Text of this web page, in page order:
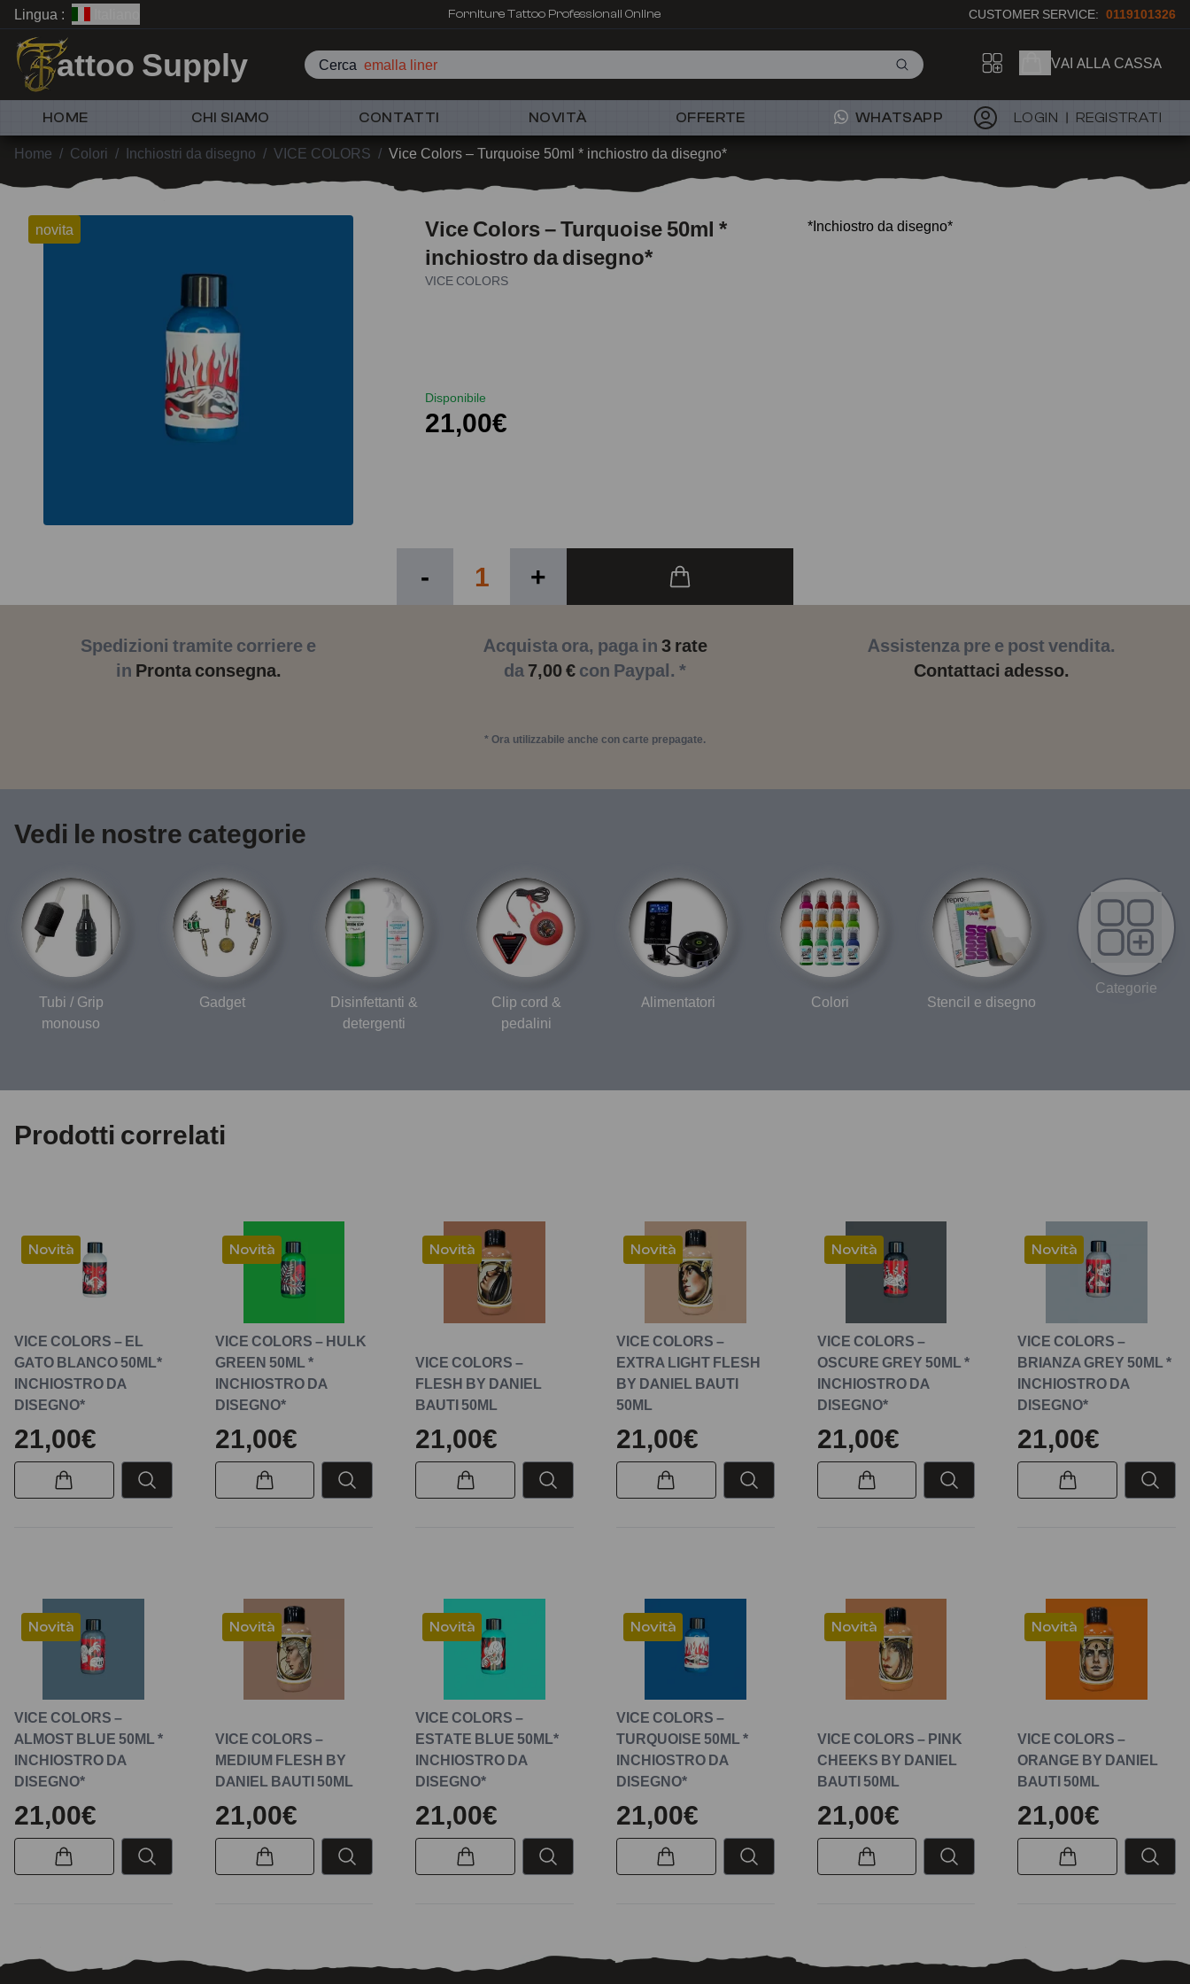
Lingua : Forniture Tattoo Professionali Online CUSTOMER SERVICE: 0119101326
attoo Supply Cerca emalla liner VAI ALLA CASSA
HOME CHI SIAMO CONTATTI NOVITÀ OFFERTE WHATSAPP LOGIN REGISTRATI
Home / Colori / Inchiostri da disegno / VICE COLORS / Vice Colors – Turquoise 50ml * inchiostro da disegno*
novita
Vice Colors – Turquoise 50ml *
inchiostro da disegno*
VICE COLORS
Disponibile
21,00€
- +
*Inchiostro da disegno*
Spedizioni tramite corriere e
in Pronta consegna.
Acquista ora, paga in 3 rate
da 7,00 € con Paypal. *
* Ora utilizzabile anche con carte prepagate.
Assistenza pre e post vendita.
Contattaci adesso.
Vedi le nostre categorie
Tubi / Grip
monouso
Gadget
Disinfettanti &
detergenti
Clip cord &
pedalini
Alimentatori Colori Stencil e disegno
Categorie
Prodotti correlati
Novità
VICE COLORS – EL
GATO BLANCO 50ML*
INCHIOSTRO DA
DISEGNO*
21,00€
Novità
VICE COLORS – HULK
GREEN 50ML *
INCHIOSTRO DA
DISEGNO*
21,00€
Novità
VICE COLORS –
FLESH BY DANIEL
BAUTI 50ML
21,00€
Novità
VICE COLORS –
EXTRA LIGHT FLESH
BY DANIEL BAUTI
50ML
21,00€
Novità
VICE COLORS –
OSCURE GREY 50ML *
INCHIOSTRO DA
DISEGNO*
21,00€
Novità
VICE COLORS –
BRIANZA GREY 50ML *
INCHIOSTRO DA
DISEGNO*
21,00€
Novità
VICE COLORS –
ALMOST BLUE 50ML *
INCHIOSTRO DA
DISEGNO*
21,00€
Novità
VICE COLORS –
MEDIUM FLESH BY
DANIEL BAUTI 50ML
21,00€
Novità
VICE COLORS –
ESTATE BLUE 50ML*
INCHIOSTRO DA
DISEGNO*
21,00€
Novità
VICE COLORS –
TURQUOISE 50ML *
INCHIOSTRO DA
DISEGNO*
21,00€
Novità
VICE COLORS – PINK
CHEEKS BY DANIEL
BAUTI 50ML
21,00€
Novità
VICE COLORS –
ORANGE BY DANIEL
BAUTI 50ML
21,00€